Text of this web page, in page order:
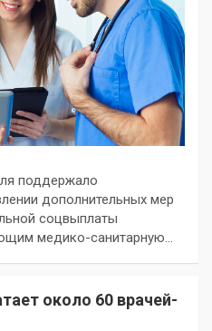
поддержало
дополнительных мер
соцвыплаты
медико-санитарную…
около 60 врачей-